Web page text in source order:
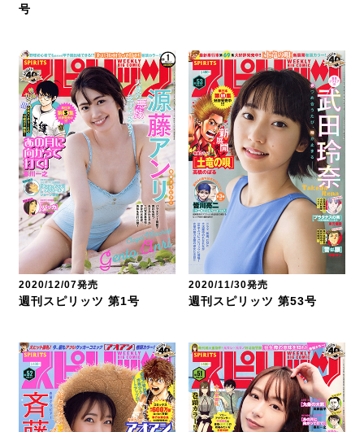
号
2020/12/07発売
週刊スピリッツ 第1号
2020/11/30発売
週刊スピリッツ 第53号